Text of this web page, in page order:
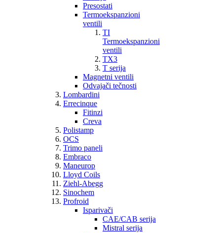
Presostati
Termoekspanzioni
ventili
TI
Termoekspanzioni
ventili
TX3
T serija
Magnetni ventili
Odvajači tečnosti
Lombardini
Errecinque
Fitinzi
Creva
Polistamp
OCS
Trimo paneli
Embraco
Maneurop
Lloyd Coils
Ziehl-Abegg
Sinochem
Profroid
Isparivači
CAE/CAB serija
Mistral serija